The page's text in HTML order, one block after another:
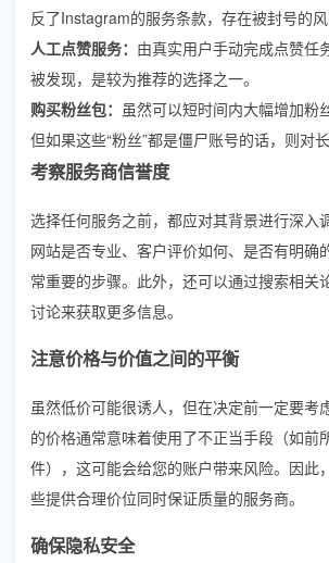
反了Instagram的服务条款，存在被封号的风
人工点赞服务： 由真实用户手动完成点赞任
被发现，是较为推荐的选择之一。
购买粉丝包： 虽然可以短时间内大幅增加粉
但如果这些“粉丝”都是僵尸账号的话，则对
考察服务商信誉度
选择任何服务之前，都应对其背景进行深入
网站是否专业、客户评价如何、是否有明确
常重要的步骤。此外，还可以通过搜索相关
讨论来获取更多信息。
注意价格与价值之间的平衡
虽然低价可能很诱人，但在决定前一定要考
的价格通常意味着使用了不正当手段（如前
件），这可能会给您的账户带来风险。因此
些提供合理价位同时保证质量的服务商。
确保隐私安全